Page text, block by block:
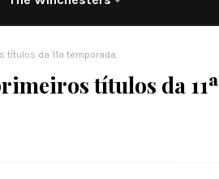
títulos da 11ª temporada.
títulos da 11ª